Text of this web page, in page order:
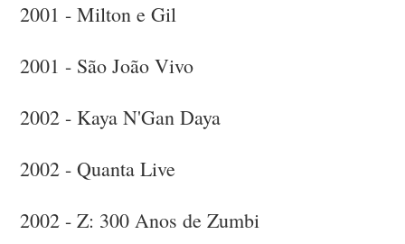
2001 - Milton e Gil
2001 - São João Vivo
2002 - Kaya N'Gan Daya
2002 - Quanta Live
2002 - Z: 300 Anos de Zumbi